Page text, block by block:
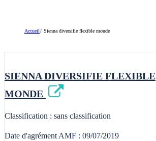
Par thématiques
Hybride
Souveraineté
Accueil Sienna diversifie flexible monde
SIENNA DIVERSIFIE FLEXIBLE
MONDE
Classification : sans classification
Date d'agrément AMF : 09/07/2019